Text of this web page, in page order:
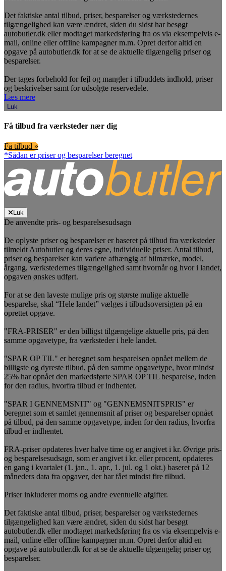
Det faktiske antal tilbud, priser, besparelser og værkstedernes
tilgængelighed kan være ændret, siden du sidst har besøgt
autobutler.dk eller modtaget markedsføring fra os via eksempelvis e-
mail, online eller offline kampagner m.m. Opret derfor altid en
opgave på autobutler.dk for at se de aktuelle tilgængelig priser og
besparelser.
Der tages forbehold for fejl og mangler i tilbuddets indhold, priser
og beskrivelser samt for udsolgte reservedele.
Læs mere
Luk
Få tilbud fra værksteder nær dig
Få tilbud »
*Sådan er priser og besparelser beregnet
Luk
De anvendte pris- og besparelsesudsagn
De oplyste priser og besparelser er baseret på tilbud fra værksteder
tilmeldt Autobutler og deres egne, individuelle priser. Antal tilbud,
priser og besparelser kan variere afhængig af bilmærke, model,
årgang, værkstedernes tilgængelighed samt hvornår og hvor i landet,
opgaven ønskes udført.
For at se den laveste mulige pris og største mulige aktuelle
besparelse, skal “Hele landet” vælges i tilbudsoversigten på en
oprettet opgave.
"FRA-PRISER" er den billigst tilgængelige aktuelle pris, på den
samme opgavetype, fra værksteder i hele landet.
"SPAR OP TIL" er beregnet som besparelsen opnået mellem de
billigste og dyreste tilbud, på den samme opgavetype, hvor mindst
25% har opnået den markedsførte SPAR OP TIL besparelse, inden
for den radius, hvorfra tilbud er indhentet.
"SPAR I GENNEMSNIT" og "GENNEMSNITSPRIS" er
beregnet som et samlet gennemsnit af priser og besparelser opnået
på tilbud, på den samme opgavetype, inden for den radius, hvorfra
tilbud er indhentet.
FRA-priser opdateres hver halve time og er angivet i kr. Øvrige pris-
og besparelsesudsagn, som er angivet i kr. eller procent, opdateres
en gang i kvartalet (1. jan., 1. apr., 1. jul. og 1 okt.) baseret på 12
måneders data fra opgaver, der har fået mindst fire tilbud.
Priser inkluderer moms og andre eventuelle afgifter.
Det faktiske antal tilbud, priser, besparelser og værkstedernes
tilgængelighed kan være ændret, siden du sidst har besøgt
autobutler.dk eller modtaget markedsføring fra os via eksempelvis e-
mail, online eller offline kampagner m.m. Opret derfor altid en
opgave på autobutler.dk for at se de aktuelle tilgængelig priser og
besparelser.